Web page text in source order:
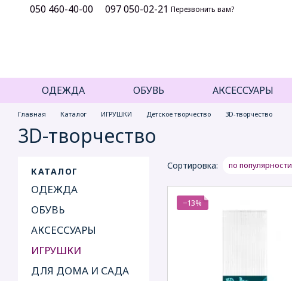
Перейти к основному контенту
050 460-40-00 097 050-02-21 Перезвонить вам?
ОДЕЖДА ОБУВЬ АКСЕССУАРЫ
Главная Каталог ИГРУШКИ Детское творчество 3D-творчество
3D-творчество
Сортировка: по популярности
−13%
КАТАЛОГ
ОДЕЖДА
ОБУВЬ
АКСЕССУАРЫ
ИГРУШКИ
ДЛЯ ДОМА И САДА